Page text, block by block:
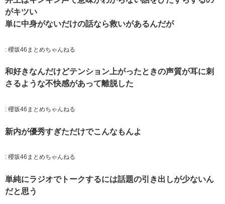
がキツい
単に中身がないだけの話なら救いがあるんだが
: 櫻坂46まとめちゃんねる
和好きなんだけどテンション上がったときの声質が耳に刺
さるような不快感があって離脱した
: 櫻坂46まとめちゃんねる
新内が優秀すぎただけでこんなもんよ
: 櫻坂46まとめちゃんねる
単純にラジオでトークするには話題の引き出しが少ないん
だと思う